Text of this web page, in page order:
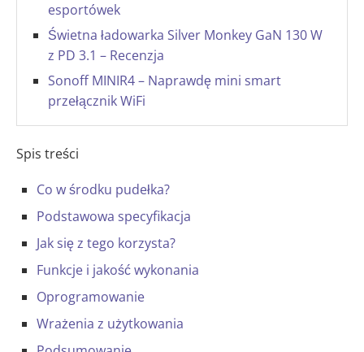
esportówek
Świetna ładowarka Silver Monkey GaN 130 W
z PD 3.1 – Recenzja
Sonoff MINIR4 – Naprawdę mini smart
przełącznik WiFi
Spis treści
Co w środku pudełka?
Podstawowa specyfikacja
Jak się z tego korzysta?
Funkcje i jakość wykonania
Oprogramowanie
Wrażenia z użytkowania